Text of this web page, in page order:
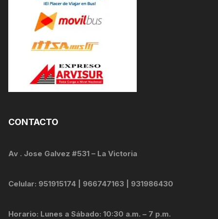
CONTACTO
Av . Jose Galvez #531 – La Victoria
Celular: 951915174 | 966747163 | 931986430
Horario: Lunes a Sábado: 10:30 a.m. – 7 p.m.